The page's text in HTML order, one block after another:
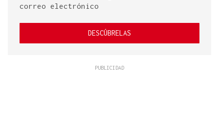
correo electrónico
DESCÚBRELAS